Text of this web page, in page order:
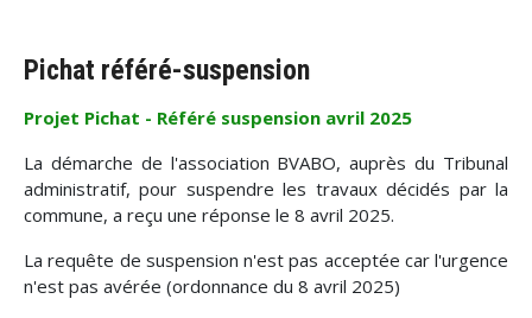
Pichat référé-suspension
Projet Pichat - Référé suspension avril 2025
La démarche de l'association BVABO, auprès du Tribunal
administratif, pour suspendre les travaux décidés par la
commune, a reçu une réponse le 8 avril 2025.
La requête de suspension n'est pas acceptée car l'urgence
n'est pas avérée (ordonnance du 8 avril 2025)